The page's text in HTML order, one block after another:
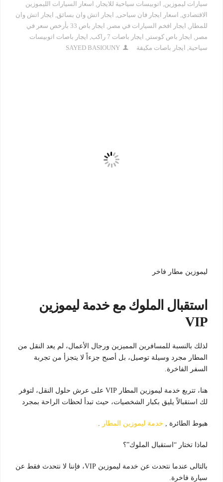
سيارات ليموزين, اتوبيسات سياحية للايجار , اسعار السيارات الليموزين
الاقتصادي, اسعار ايجار فان سياحى, ايجار اتش وان بسائق, ايجار اتش وان
للمطار , ايجار افخم السيارات في مصر ,
ايجار باص 33 بأرخص سعر في
مصر , ايجار باص كوستر , ايجار باصات 7 راكب , ايجار باصات اتوبيسات
سياحية, ايجار باصات مكيفة SAYED BASIOUNY
ليموزين مطار فاخر
استقبال الملوك مع خدمة ليموزين
VIP
لذلك بالنسبة للمسافرين المميزين ورجال الأعمال، لم يعد النقل من
المطار مجرد وسيلة توصيل، بل أصبح جزءاً لا يتجزأ من تجربة
السفر الفاخرة.
هنا، تتربع خدمة ليموزين المطار VIP على عرش حلول النقل، لتوفر
لك استقبالاً يليق بكبار الشخصيات، حيث تبدأ لحظات الراحة بمجرد
هبوط الطائرة , خدمة ليموزين المطار .
لماذا تختار “استقبال الملوك”؟
بالتالى عندما نتحدث عن خدمة ليموزين VIP، فإننا لا نتحدث فقط عن
سيارة فاخرة.